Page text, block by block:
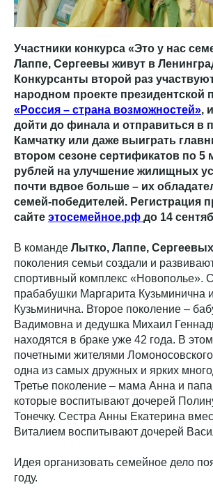
Участники конкурса «Это у нас
Лаппе, Сергеевы живут в
Конкурсанты второй раз
народном проекте
«Россия – страна возможностей»,
дойти до финала и отправиться в
Камчатку или даже выиграть
втором сезоне сертификатов по 5
рублей на улучшение жилищных
почти вдвое больше – их
семей-победителей. Регистрация
сайте этосемейное.рф до 14
В команде Лытко, Лаппе, Сергеевых
поколения семьи создали и
спортивный комплекс «Новополье».
прабабушки Маргарита Кузьминична
Кузьминична. Второе поколение –
Вадимовна и дедушка Михаил
находятся в браке уже 42 года. В
почетными жителями
одна из самых дружных и ярких
Третье поколение – мама Анна и
которые воспитывают дочерей
Тонечку. Сестра Анны Екатерина
Виталием воспитывают дочерей
Идея организовать семейное дело
году.